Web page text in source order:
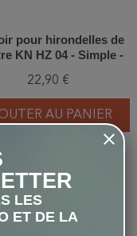
pour hirondelles de
KN HZ 04 - Simple -
bois
22,90 €
AU PANIER
LES
ET DE LA